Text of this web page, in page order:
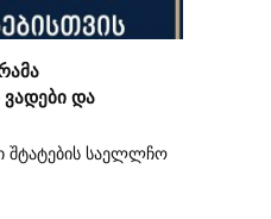
და
შტატების საელლჩო